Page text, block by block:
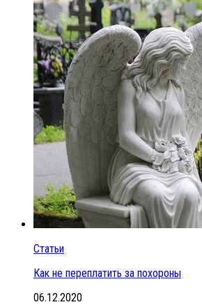
Статьи
Как не переплатить за похороны
06.12.2020